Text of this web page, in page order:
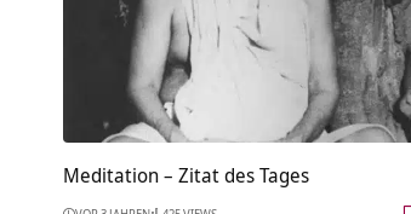
Meditation – Zitat des Tages